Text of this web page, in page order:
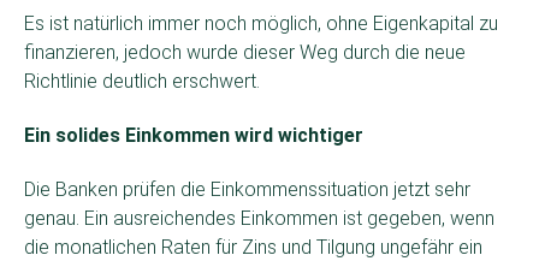
Es ist natürlich immer noch möglich, ohne Eigenkapital zu
finanzieren, jedoch wurde dieser Weg durch die neue
Richtlinie deutlich erschwert.
Ein solides Einkommen wird wichtiger
Die Banken prüfen die Einkommenssituation jetzt sehr
genau. Ein ausreichendes Einkommen ist gegeben, wenn
die monatlichen Raten für Zins und Tilgung ungefähr ein